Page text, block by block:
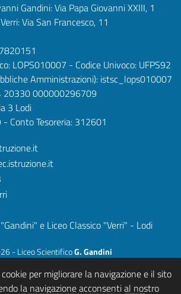
Gandini: Via Papa Giovanni XXIII, 1
Via San Francesco, 11
LOPS010007 - Codice Univoco: UFPS92
Amministrazioni): istsc_lops010007
20330 000000296709
3 Lodi
- Conto Tesoreria: 312601
e Liceo Classico "Verri" - Lodi
- Liceo ScientificoG. Gandini
After Spell Studios - Mutlimedia Services (LO)
per migliorare la navigazione e il sito
la navigazione acconsenti al nostro